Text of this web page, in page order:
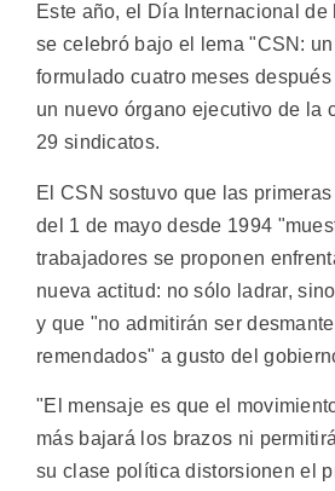
Este año, el Día Internacional de
se celebró bajo el lema "CSN:
formulado cuatro meses
un nuevo órgano ejecutivo de la
29 sindicatos.
El CSN sostuvo que las
del 1 de mayo desde 1994
trabajadores se proponen
nueva actitud: no sólo ladrar,
y que "no admitirán ser
remendados" a gusto del
"El mensaje es que el
más bajará los brazos ni
su clase política distorsionen el